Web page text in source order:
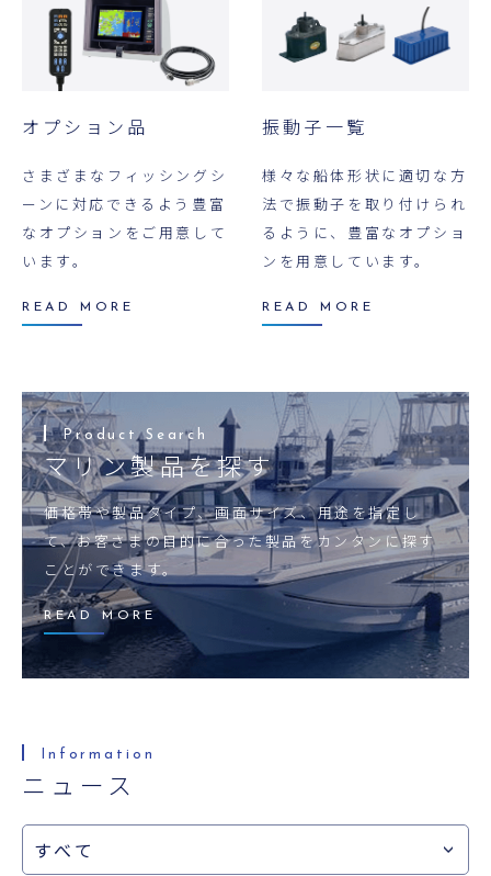
オプション品
さまざまなフィッシングシ
ーンに対応できるよう豊富
なオプションをご用意して
います。
READ MORE
振動子一覧
様々な船体形状に適切な方
法で振動子を取り付けられ
るように、豊富なオプショ
ンを用意しています。
READ MORE
マリン製品を探す
価格帯や製品タイプ、画面サイズ、用途を指定し
て、お客さまの目的に合った製品をカンタンに探す
ことができます。
READ MORE
ニュース